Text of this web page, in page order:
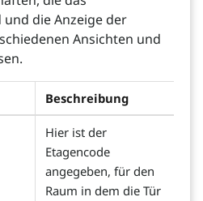
die Anzeige der
Ansichten und
Beschreibung
Hier ist der
Etagencode
angegeben, für den
Raum in dem die Tür